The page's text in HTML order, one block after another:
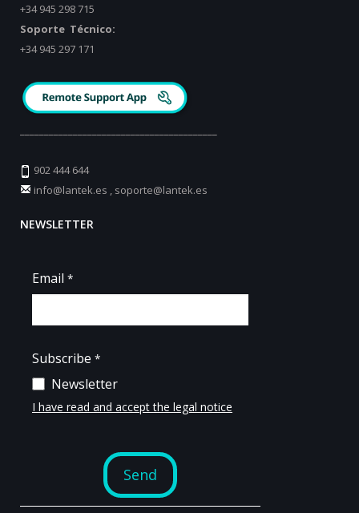
+34 945 298 715
Soporte Técnico:
+34 945 297 171
902 444 644
info@lantek.es , soporte@lantek.es
NEWSLETTER